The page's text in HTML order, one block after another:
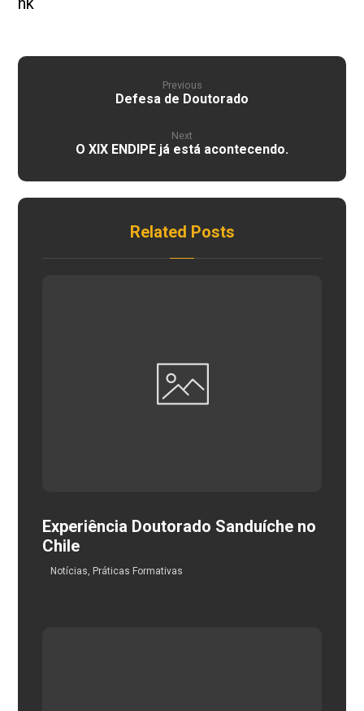
Previous
Defesa de Doutorado
Next
O XIX ENDIPE já está acontecendo.
Related Posts
Experiência Doutorado Sanduíche no
Chile
Notícias, Práticas Formativas